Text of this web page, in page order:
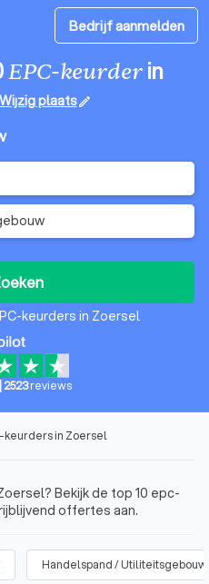
Bedrijf aanmelden
EPC-keurderin
Wijzig plaatsedit
keurders in Zoersel
2523 reviews
keurders in Zoersel
Bekijk de top 10 epc-
offertes aan.
Handelspand / Utiliteitsgebouw